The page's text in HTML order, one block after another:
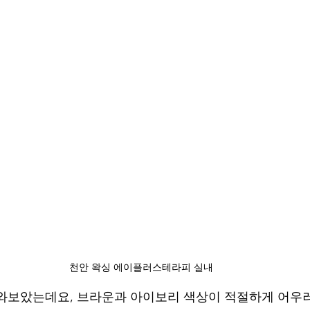
천안 왁싱 에이플러스테라피 실내
보았는데요, 브라운과 아이보리 색상이 적절하게 어우